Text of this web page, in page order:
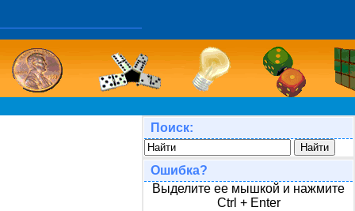
Поиск:
Ошибка?
Выделите ее мышкой и нажмите
Ctrl + Enter